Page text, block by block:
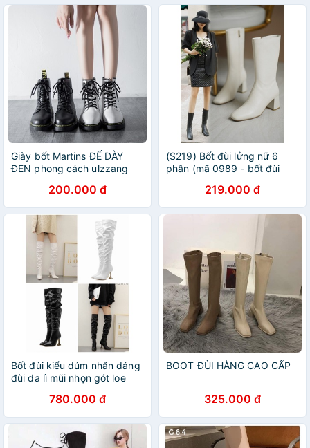
Giày bốt Martins ĐẾ DÀY
ĐEN phong cách ulzzang
200.000 đ
(S219) Bốt đùi lửng nữ 6
phân (mã 0989 - bốt đùi
219.000 đ
Bốt đùi kiểu dúm nhăn dáng
đùi da lì mũi nhọn gót loe
780.000 đ
BOOT ĐÙI HÀNG CAO CẤP
325.000 đ